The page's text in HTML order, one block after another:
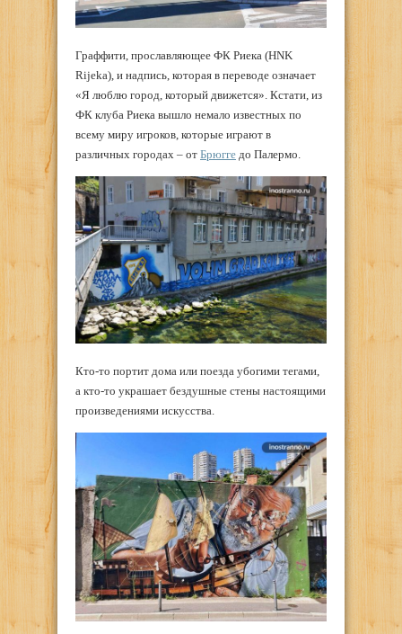
Граффити, прославляющее ФК Риека (HNK
Rijeka), и надпись, которая в переводе означает
«Я люблю город, который движется». Кстати, из
ФК клуба Риека вышло немало известных по
всему миру игроков, которые играют в
различных городах – от Брюгге до Палермо.
Кто-то портит дома или поезда убогими тегами,
а кто-то украшает бездушные стены настоящими
произведениями искусства.